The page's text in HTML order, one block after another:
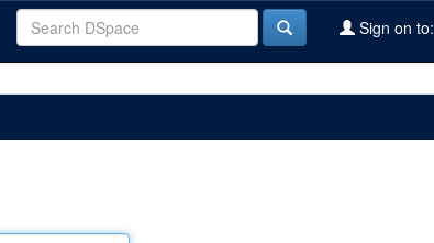
Sign on to: